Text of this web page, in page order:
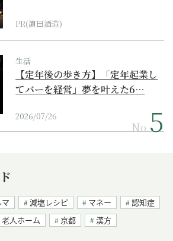
PR(濵田酒造)
生活
【定年後の歩き方】「定年起業し
てバーを経営」夢を叶えた6…
2026/07/26
No.
減塩レシピ マネー
認知症
老人ホーム 京都 漢方